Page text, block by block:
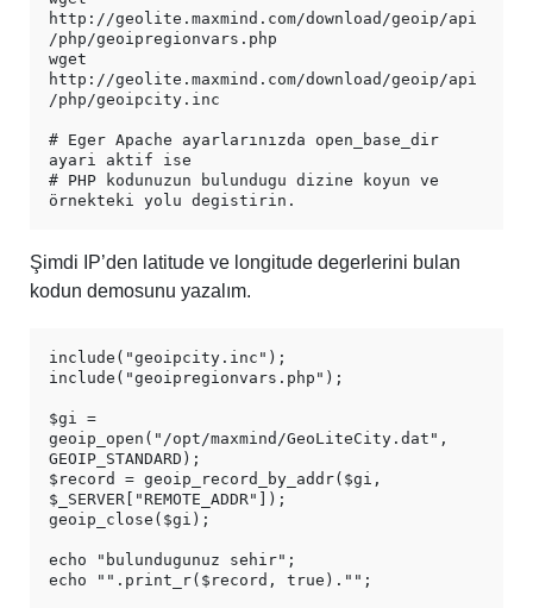
http://geolite.maxmind.com/download/geoip/api
/php/geoipregionvars.php
wget
http://geolite.maxmind.com/download/geoip/api
/php/geoipcity.inc
# Eger Apache ayarlarınızda open_base_dir
ayari aktif ise
# PHP kodunuzun bulundugu dizine koyun ve
Şimdi IP’den latitude ve longitude degerlerini bulan
kodun demosunu yazalım.
include("geoipcity.inc");
include("geoipregionvars.php");
$gi =
geoip_open("/opt/maxmind/GeoLiteCity.dat",
GEOIP_STANDARD);
$record = geoip_record_by_addr($gi,
$_SERVER["REMOTE_ADDR"]);
geoip_close($gi);
echo "bulundugunuz sehir";